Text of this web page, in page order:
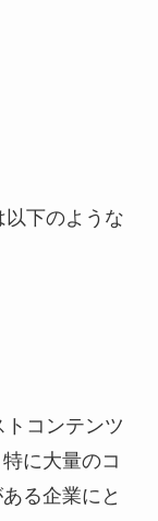
下のような
コンテンツ
に大量のコ
る企業にと